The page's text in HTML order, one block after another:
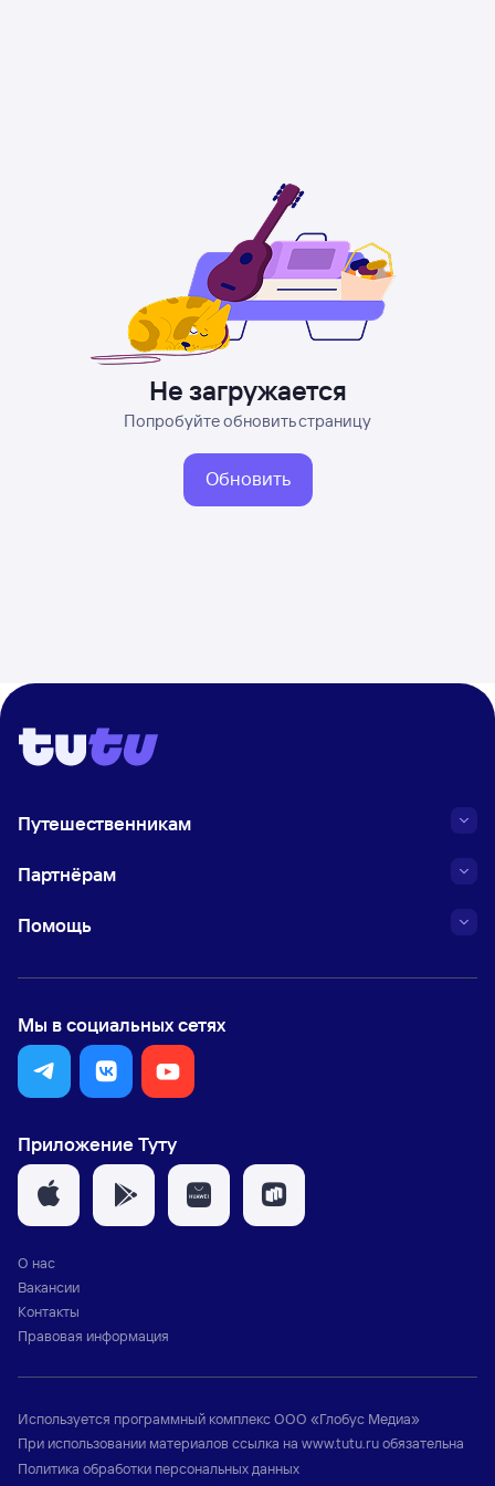
Не загружается
Попробуйте обновить страницу
Обновить
Путешественникам
Партнёрам
Помощь
Мы в социальных сетях
Приложение Туту
О нас
Вакансии
Контакты
Правовая информация
Используется программный комплексООО «Глобус Медиа»
При использовании материалов ссылка на www.tutu.ruобязательна
Политика обработки персональных данных